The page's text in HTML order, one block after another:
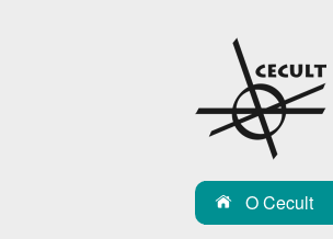
C
L
O Cecult